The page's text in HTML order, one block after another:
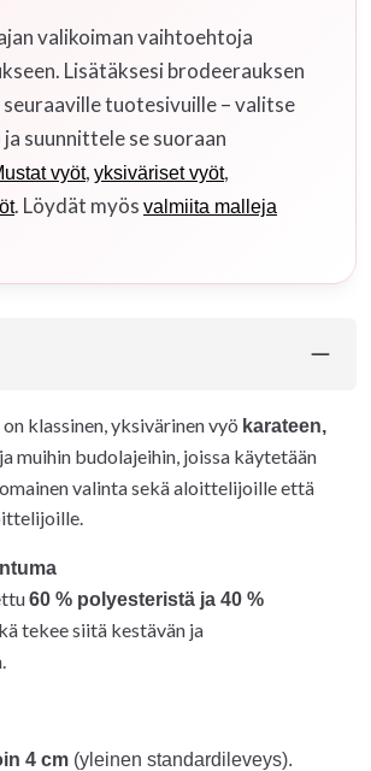
valikoiman vaihtoehtoja
Lisätäksesi brodeerauksen
tuotesivuille – valitse
suunnittele se suoraan
vyöt, yksiväriset vyöt,
. Löydät myös valmiita malleja
klassinen, yksivärinen vyö karateen,
ja muihin budolajeihin, joissa käytetään
valinta sekä aloittelijoille että
60 % polyesteristä ja 40 %
tekee siitä kestävän ja
4 cm (yleinen standardileveys).